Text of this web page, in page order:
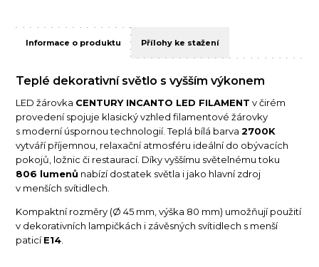
Informace o produktu Přílohy ke stažení
Teplé dekorativní světlo s vyšším výkonem
LED žárovka CENTURY INCANTO LED FILAMENT v čirém
provedení spojuje klasický vzhled filamentové žárovky
s moderní úspornou technologií. Teplá bílá barva2700K
vytváří příjemnou, relaxační atmosféru ideální do obývacích
pokojů, ložnic či restaurací. Díky vyššímu světelnému toku
806 lumenů nabízí dostatek světla i jako hlavní zdroj
v menších svítidlech.
Kompaktní rozměry (Ø 45 mm, výška 80 mm) umožňují použití
v dekorativních lampičkách i závěsných svítidlech s menší
paticíE14